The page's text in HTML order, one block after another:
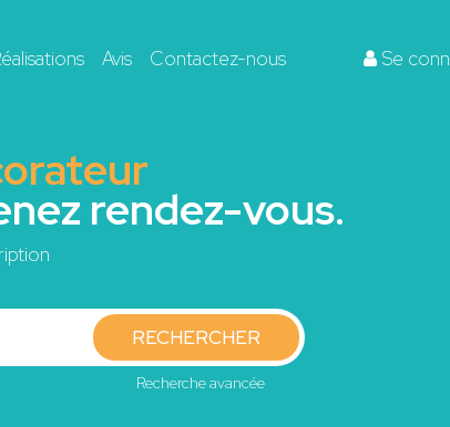
Avis Contactez-nous Se
rendez-vous.
RECHERCHER
Recherche avancée